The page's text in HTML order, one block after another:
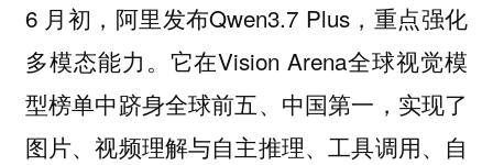
6 月初，阿里发布Qwen3.7 Plus，重点强化
多模态能力。它在Vision Arena全球视觉模
型榜单中跻身全球前五、中国第一，实现了
图片、视频理解与自主推理、工具调用、自